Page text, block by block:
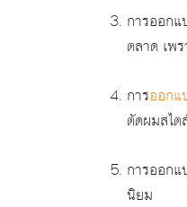
การออก
ตลาด เพ
การออกแ
ตัดผมสไต
การออก
นิยม